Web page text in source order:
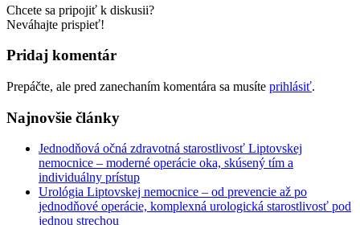
Chcete sa pripojiť k diskusii?
Neváhajte prispieť!
Pridaj komentár
Prepáčte, ale pred zanechaním komentára sa musíte prihlásiť.
Najnovšie články
Jednodňová očná zdravotná starostlivosť Liptovskej
nemocnice – moderné operácie oka, skúsený tím a
individuálny prístup
Urológia Liptovskej nemocnice – od prevencie až po
jednodňové operácie, komplexná urologická starostlivosť pod
jednou strechou